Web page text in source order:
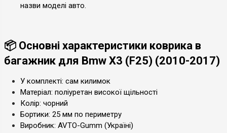
назви моделі авто.
📦 Основні характеристики коврика в
багажник для Bmw X3 (F25) (2010-2017)
У комплекті: сам килимок
Матеріал: поліуретан високої щільності
Колір: чорний
Бортики: 25 мм по периметру
Виробник: AVTO-Gumm (Україні)